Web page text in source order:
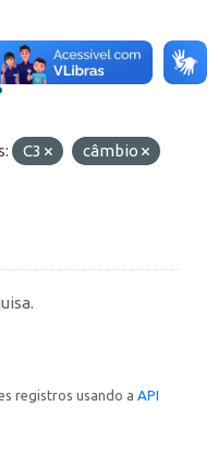
C3
câmbio
registros usando a API